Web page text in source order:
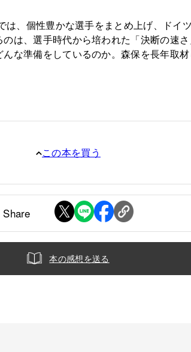
、個性豊かな選手をまとめ上げ、ド
は、選手時代から培われた「決断の速
な準備をしているのか。森保を長年取
この本を買う
Share
本の感想を送る